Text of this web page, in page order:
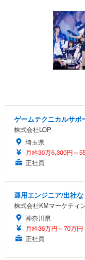
ゲームテクニカルサポ
株式会社LOP
埼玉県
月給30万6,300円～
正社員
運用エンジニア/出社
株式会社KMマーケティ
神奈川県
月給36万円～70万円
正社員